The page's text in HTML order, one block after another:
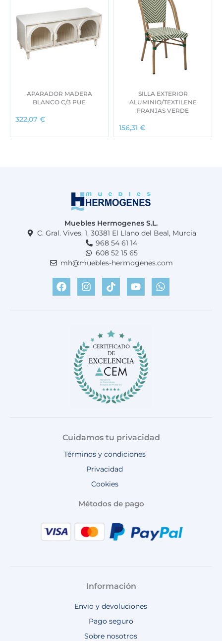
APARADOR MADERA
BLANCO C/3 PUE
322,07 €
SILLA EXTERIOR
ALUMINIO/TEXTILENE
FRANJAS VERDE
156,31 €
Muebles Hermogenes S.L.
C. Gral. Vives, 1, 30381 El Llano del Beal, Murcia
968 54 61 14
608 52 15 65
mh@muebles-hermogenes.com
F
a
c
I
n
s
a
m
T
i
k
Y
o
u
W
h
a
Cuidamos tu privacidad
Términos y condiciones
Privacidad
Cookies
Métodos de pago
Información
Envío y devoluciones
Pago seguro
Sobre nosotros